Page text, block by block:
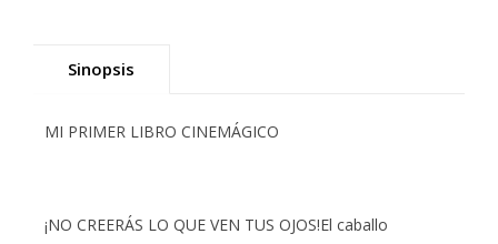
Sinopsis
MI PRIMER LIBRO CINEMÁGICO
¡NO CREERÁS LO QUE VEN TUS OJOS!El caballo